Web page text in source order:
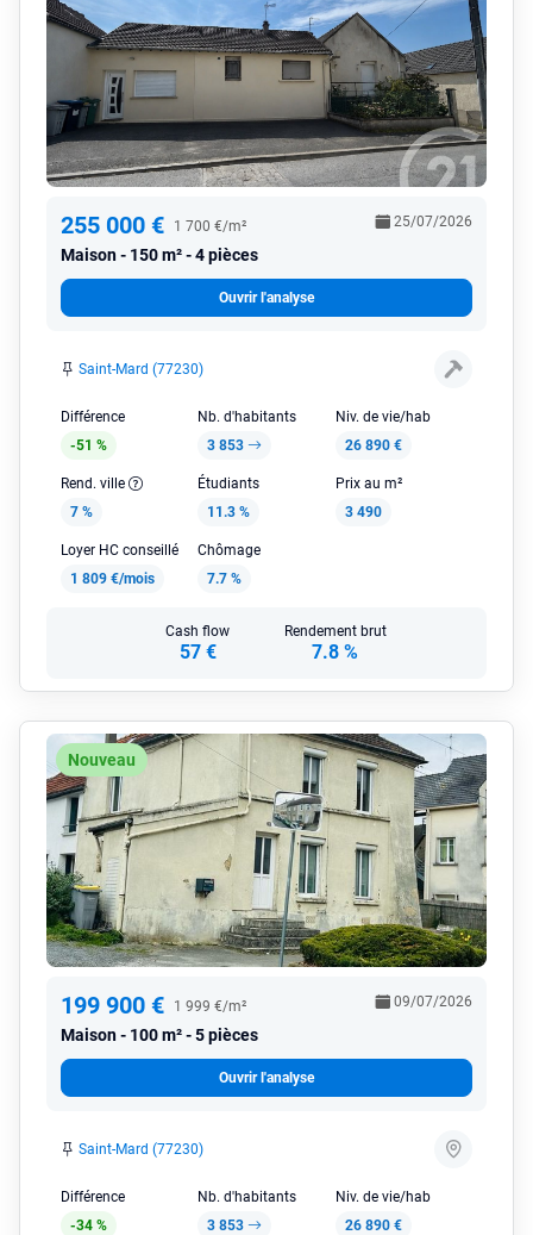
255 000 € 1 700 €/m²
Maison 150 m² - 4 pièces
25/07/2026
Ouvrir l'analyse
Saint-Mard (77230)
Différence
-51 %
Nb. d'habitants
3 853
Niv. de vie/hab
26 890 €
Rend. ville
7 %
Étudiants
11.3 %
Prix au m²
3 490
Loyer HC conseillé
1 809 €/mois
Chômage
7.7 %
Cash flow
57 €
Rendement brut
7.8 %
Nouveau
199 900 € 1 999 €/m²
Maison 100 m² - 5 pièces
09/07/2026
Ouvrir l'analyse
Saint-Mard (77230)
Différence
-34 %
Nb. d'habitants
3 853
Niv. de vie/hab
26 890 €